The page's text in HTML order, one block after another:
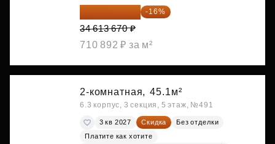
29 075 483 ₽ -16%
34 613 670 ₽
710 892 ₽ за м²
2-комнатная, 45.1м²
6.3 корпус, 3 секция, 5 этаж, №491
3 кв 2027 Скидка
Без отделки
Платите как хотите